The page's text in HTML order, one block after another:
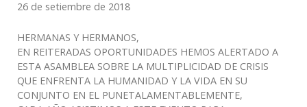
26 de setiembre de 2018
HERMANAS Y HERMANOS,
EN REITERADAS OPORTUNIDADES HEMOS ALERTADO A
ESTA ASAMBLEA SOBRE LA MULTIPLICIDAD DE CRISIS
QUE ENFRENTA LA HUMANIDAD Y LA VIDA EN SU
CONJUNTO EN EL PUNETALAMENTABLEMENTE,